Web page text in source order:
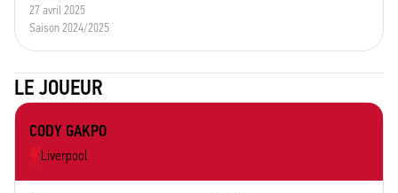
27 avril 2025
Saison 2024/2025
LE JOUEUR
CODY GAKPO
Liverpool